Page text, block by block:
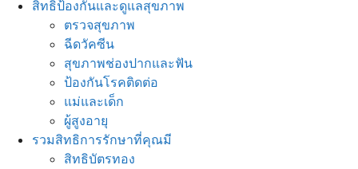
สิทธิป้องกันและดูแลสุขภาพ
ตรวจสุขภาพ
ฉีดวัคซีน
สุขภาพช่องปากและฟัน
ป้องกันโรคติดต่อ
แม่และเด็ก
ผู้สูงอายุ
รวมสิทธิการรักษาที่คุณมี
สิทธิบัตรทอง